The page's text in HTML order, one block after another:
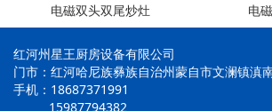
电磁双头双尾炒灶 电
红河州星王厨房设备有限公司
门市：红河哈尼族彝族自治州蒙自市文澜镇滇
手机：18687371991
15987794382